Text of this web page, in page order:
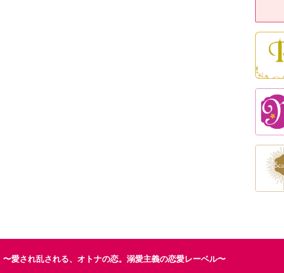
〜愛され乱される、オトナの恋。溺愛主義の恋愛レーベル〜